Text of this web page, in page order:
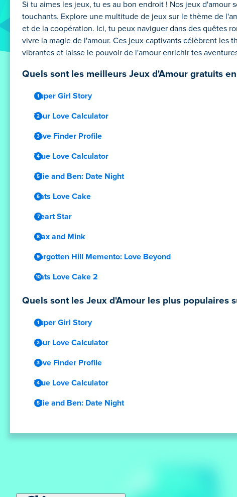
Si tu aimes les jeux, tu es au bon endroit ! Nos jeux
touchants. Explore une multitude de jeux sur le thème de
et de la coopération. Ici, tu peux naviguer dans des quêtes
vivre la magie de l'amour. Ces jeux captivants célèbrent les
vibrantes et laisse le pouvoir de l'amour enrichir tes
Quels sont les meilleurs Jeux d'Amour gratuits
Super Girl Story
Your Love Calculator
Love Finder Profile
True Love Calculator
Ellie and Ben: Date Night
Cats Love Cake
Heart Star
Max and Mink
Forgotten Hill Memento: Love Beyond
Cats Love Cake 2
Quels sont les Jeux d'Amour les plus populaires
Super Girl Story
Your Love Calculator
Love Finder Profile
True Love Calculator
Ellie and Ben: Date Night